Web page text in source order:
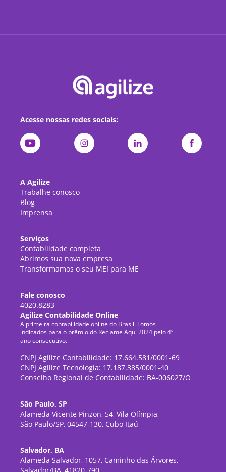
Acesse nossas redes sociais:
A Agilize
Trabalhe conosco
Blog
Imprensa
Serviços
Contabilidade completa
Abrimos sua nova empresa
Transformamos o seu MEI para ME
Fale conosco
4020.8283
Agilize Contabilidade Online
A primeira contabilidade online do Brasil. Fomos
indicados para o prêmio do Reclame Aqui 2024 pelo 4º
ano consecutivo.
CNPJ Agilize Contabilidade: 17.664.581/0001-69
CNPJ Agilize Tecnologia: 17.187.385/0001-40
Conselho Regional de Contabilidade: BA-006027/O
São Paulo, SP
Alameda Vicente Pinzon, 54, Vila Olímpia,
São Paulo/SP, 04547-130, Cubo Itaú
Salvador, BA
Alameda Salvador, 1057, Caminho das Árvores,